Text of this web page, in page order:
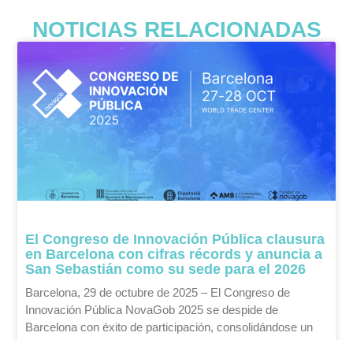
NOTICIAS RELACIONADAS
El Congreso de Innovación Pública clausura
en Barcelona con cifras récords y anuncia a
San Sebastián como su sede para el 2026
Barcelona, 29 de octubre de 2025 – El Congreso de
Innovación Pública NovaGob 2025 se despide de
Barcelona con éxito de participación, consolidándose un